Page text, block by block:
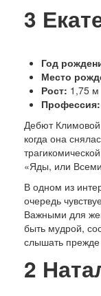
3
Год
Место
Рост: 1,75 м
Профессия:
Дебют Климовой
когда она
«Яды, или
В одном из
очередь
Важными для
быть мудрой,
слышать прежде
2